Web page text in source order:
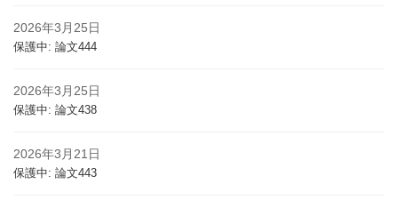
2026年3月25日
保護中: 論文444
2026年3月25日
保護中: 論文438
2026年3月21日
保護中: 論文443